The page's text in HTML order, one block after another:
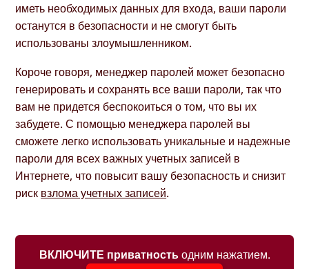
иметь необходимых данных для входа, ваши пароли
останутся в безопасности и не смогут быть
использованы злоумышленником.
Короче говоря, менеджер паролей может безопасно
генерировать и сохранять все ваши пароли, так что
вам не придется беспокоиться о том, что вы их
забудете. С помощью менеджера паролей вы
сможете легко использовать уникальные и надежные
пароли для всех важных учетных записей в
Интернете, что повысит вашу безопасность и снизит
риск взлома учетных записей.
ВКЛЮЧИТЕ приватностьодним нажатием.